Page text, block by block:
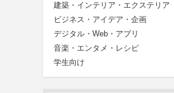
建築・インテリア・エクステリア
ビジネス・アイデア・企画
デジタル・Web・アプリ
音楽・エンタメ・レシピ
学生向け